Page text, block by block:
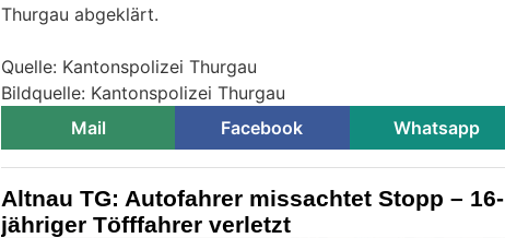
Thurgau abgeklärt.
Quelle: Kantonspolizei Thurgau
Bildquelle: Kantonspolizei Thurgau
Mail
Facebook Whatsapp
Altnau TG: Autofahrer missachtet Stopp – 16-
jähriger Töfffahrer verletzt